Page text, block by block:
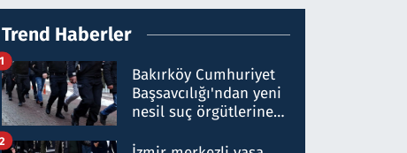
Trend Haberler
Bakırköy Cumhuriyet
Başsavcılığı'ndan yeni
nesil suç örgütlerine
hakkında gözaltı kararı
1
2